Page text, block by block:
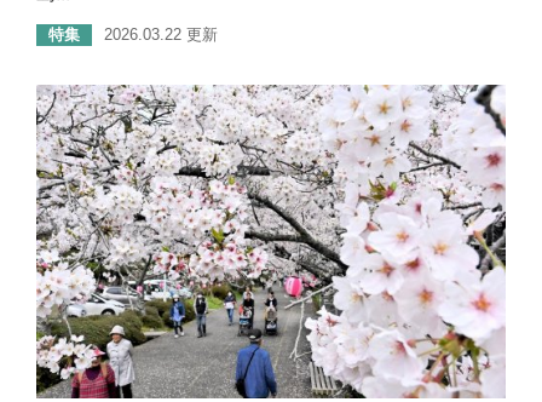
特集 2026.03.22 更新